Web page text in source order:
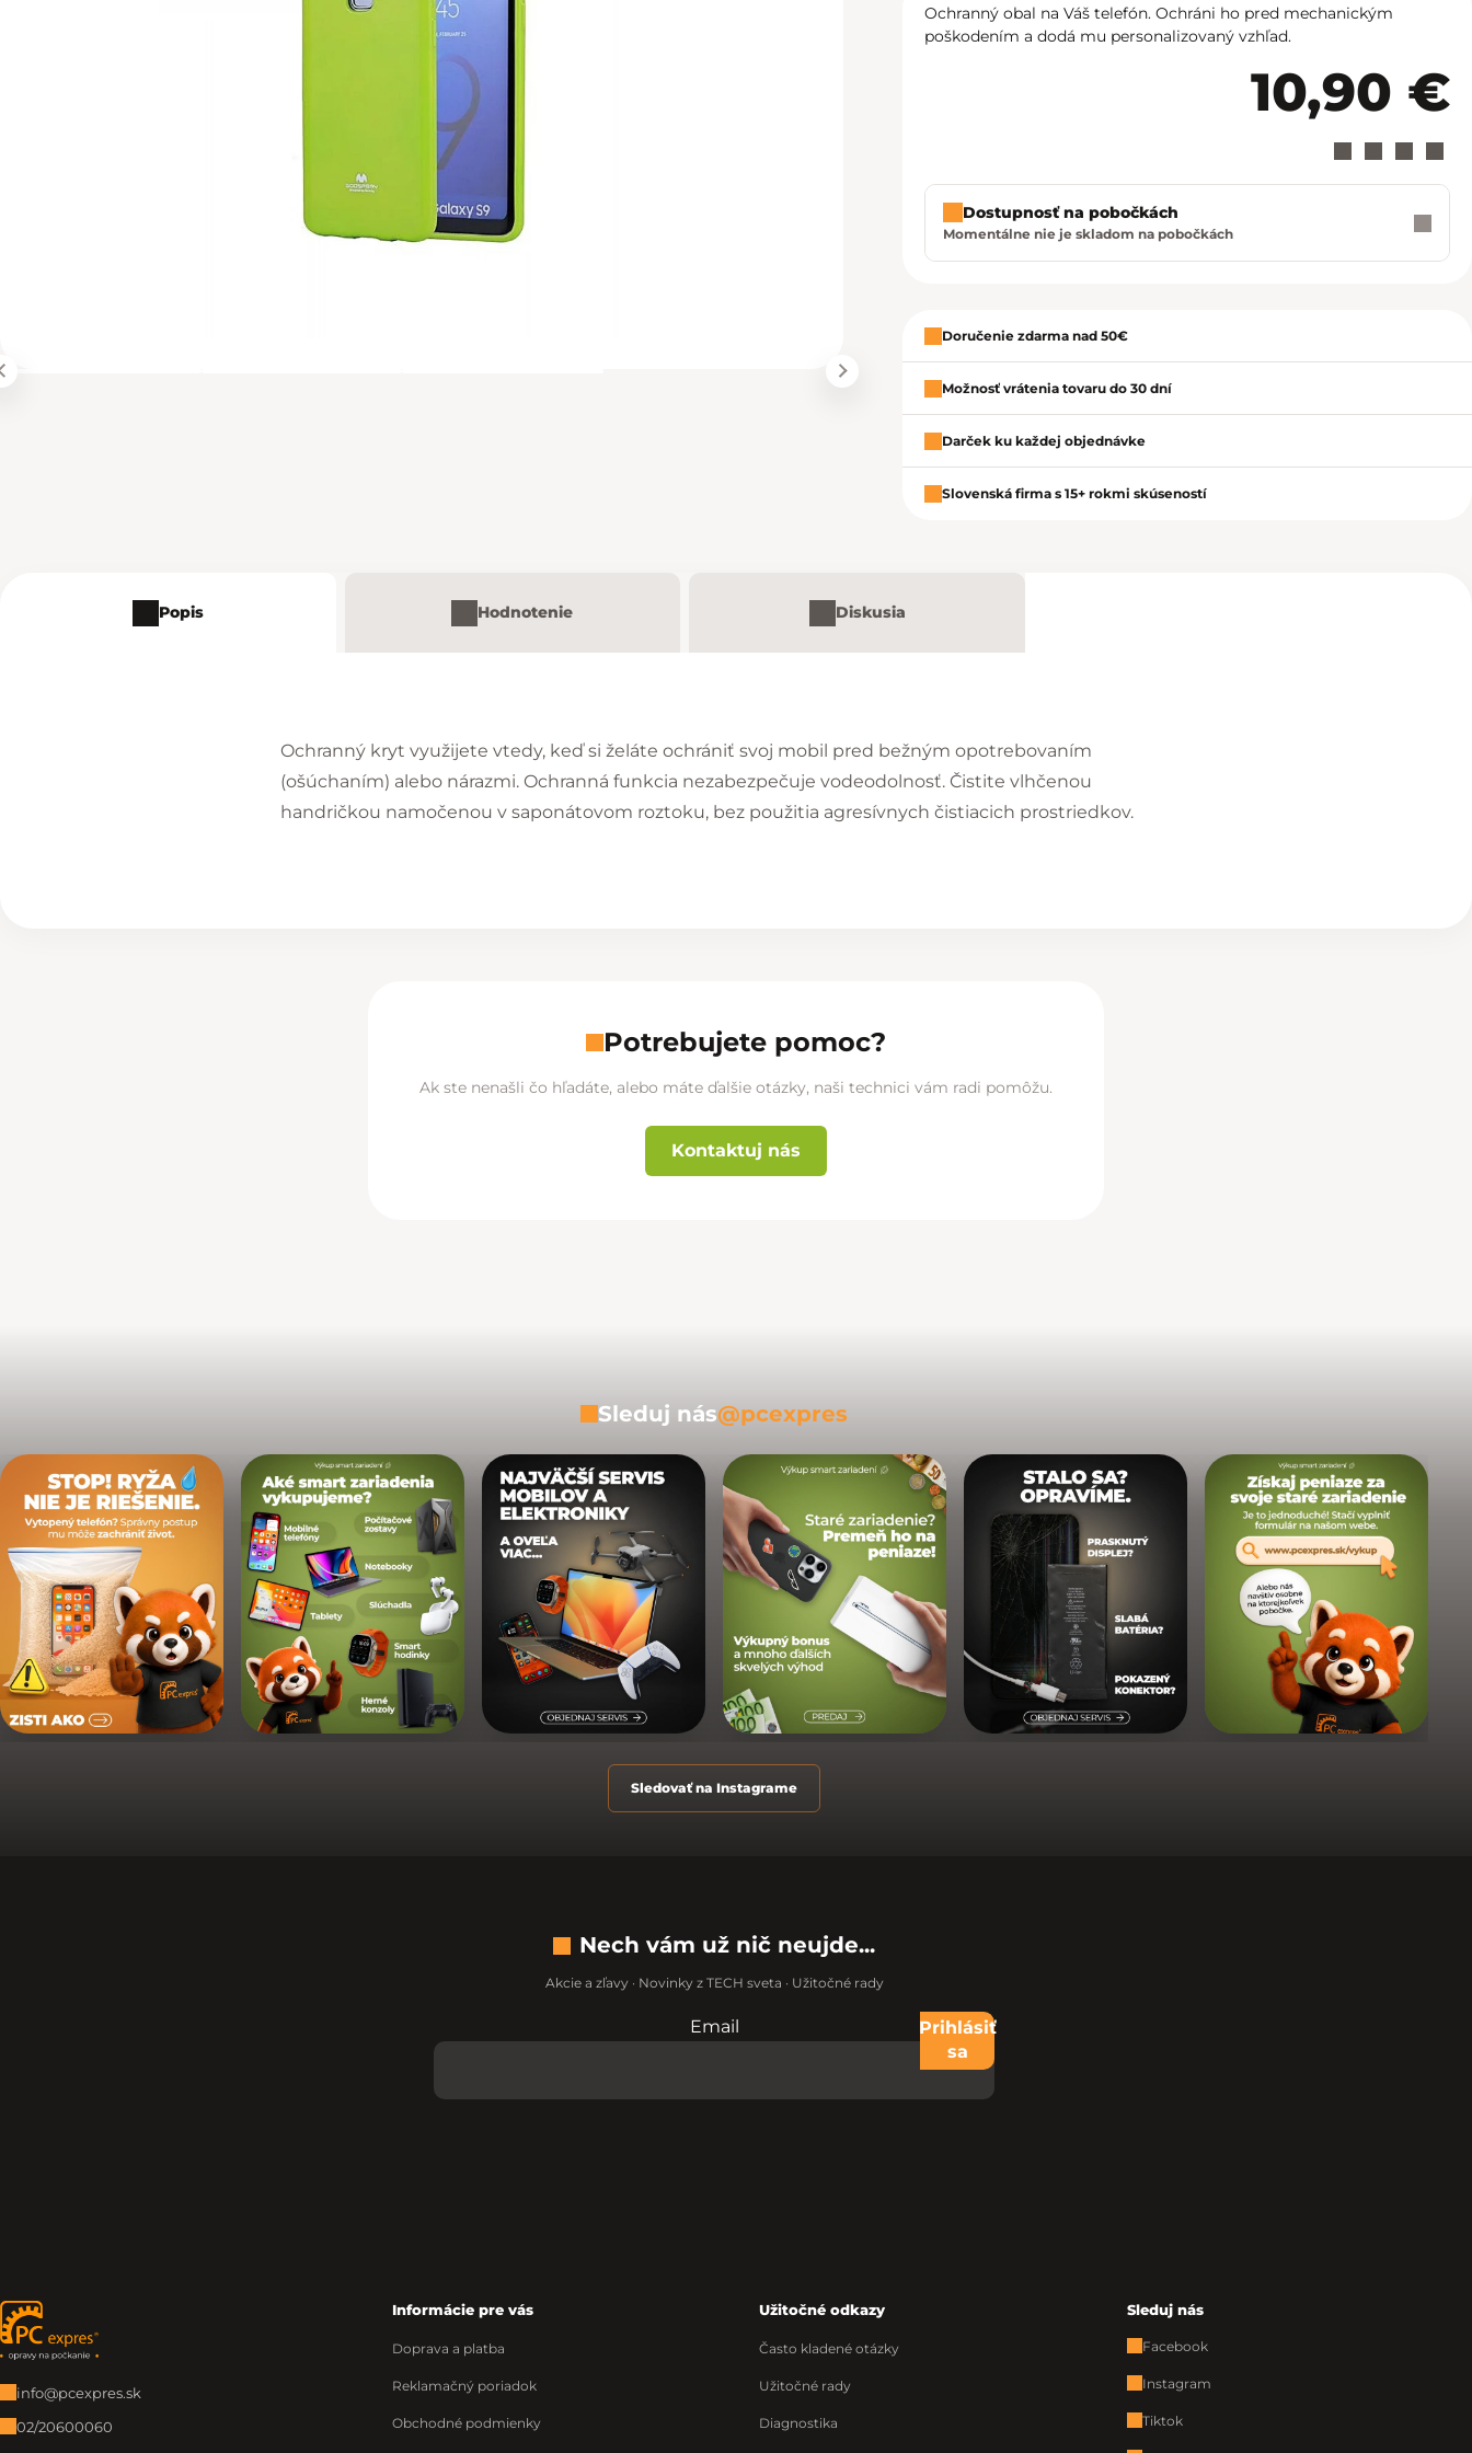
02/20 60 00 77
02/20 60 00 67
Poprad - Forum
Prešov - Eperia 02/20 60 00 70
Trenčín - Laugaricio 02/20 60 00 80
Trnava - City Arena 02/20 60 00 69
Žilina - Aupark 02/20 60 00 74
Ochranný obal na Váš telefón. Ochráni ho pred mechanickým
poškodením a dodá mu personalizovaný vzhľad.
10,90 €
Zavrieť
Dostupnosť na pobočkách
Momentálne nie je skladom na pobočkách
Doručenie zdarma nad 50€
Možnosť vrátenia tovaru do 30 dní
Darček ku každej objednávke
Slovenská firma s 15+ rokmi skúseností
Popis Hodnotenie Diskusia
Ochranný kryt využijete vtedy, keď si želáte ochrániť svoj mobil pred bežným opotrebovaním
(ošúchaním) alebo nárazmi. Ochranná funkcia nezabezpečuje vodeodolnosť. Čistite vlhčenou
handričkou namočenou v saponátovom roztoku, bez použitia agresívnych čistiacich prostriedkov.
Potrebujete pomoc?
Ak ste nenašli čo hľadáte, alebo máte ďalšie otázky, naši technici vám radi pomôžu.
Kontaktuj nás
Sleduj nás@pcexpres
Sledovať na Instagrame
Nech vám už nič neujde...
Akcie a zľavy · Novinky z TECH sveta · Užitočné rady
Nevypĺňajte toto pole:
Email
Prihlásiť
sa
Zápätie
info@pcexpres.sk
02/20600060
Informácie pre vás
Doprava a platba
Reklamačný poriadok
Obchodné podmienky
Užitočné odkazy
Často kladené otázky
Užitočné rady
Diagnostika
Sleduj nás
Facebook
Instagram
Tiktok